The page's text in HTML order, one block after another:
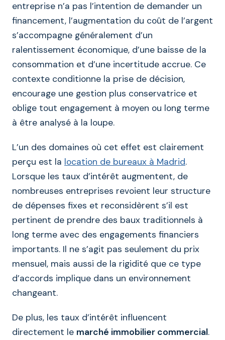
entreprise n’a pas l’intention de demander un
financement, l’augmentation du coût de l’argent
s’accompagne généralement d’un
ralentissement économique, d’une baisse de la
consommation et d’une incertitude accrue. Ce
contexte conditionne la prise de décision,
encourage une gestion plus conservatrice et
oblige tout engagement à moyen ou long terme
à être analysé à la loupe.
L’un des domaines où cet effet est clairement
perçu est la location de bureaux à Madrid.
Lorsque les taux d’intérêt augmentent, de
nombreuses entreprises revoient leur structure
de dépenses fixes et reconsidèrent s’il est
pertinent de prendre des baux traditionnels à
long terme avec des engagements financiers
importants. Il ne s’agit pas seulement du prix
mensuel, mais aussi de la rigidité que ce type
d’accords implique dans un environnement
changeant.
De plus, les taux d’intérêt influencent
directement le marché immobilier commercial.